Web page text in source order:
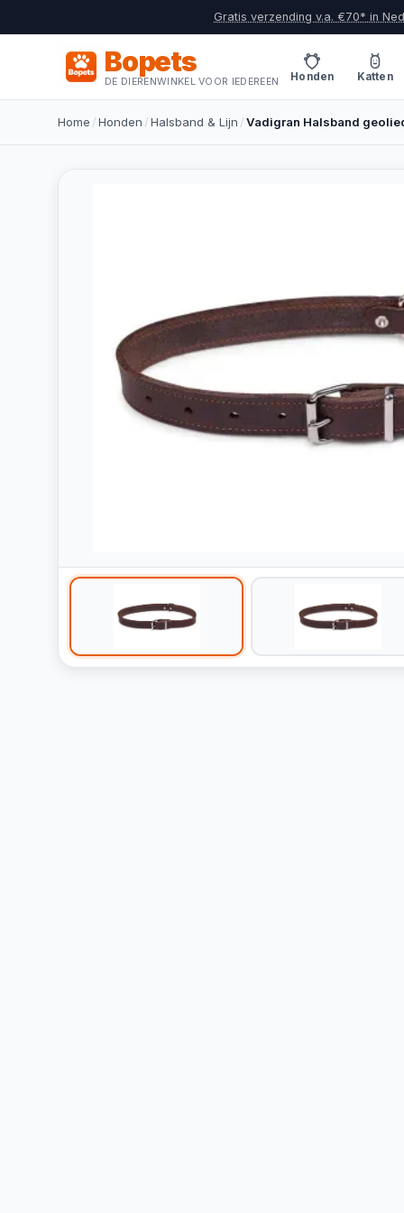
Gratis verzending v.a. €70* in
Bopets
DE DIERENWINKEL VOOR IEDEREEN Honden Katten
Home /Honden /Halsband & Lijn /Vadigran Halsband